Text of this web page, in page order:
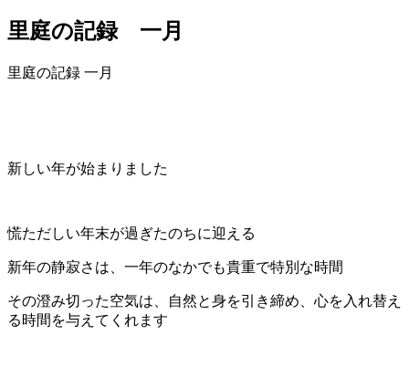
里庭の記録 一月
里庭の記録 一月
新しい年が始まりました
慌ただしい年末が過ぎたのちに迎える
新年の静寂さは、一年のなかでも貴重で特別な時間
その澄み切った空気は、自然と身を引き締め、心を入れ替え
る時間を与えてくれます